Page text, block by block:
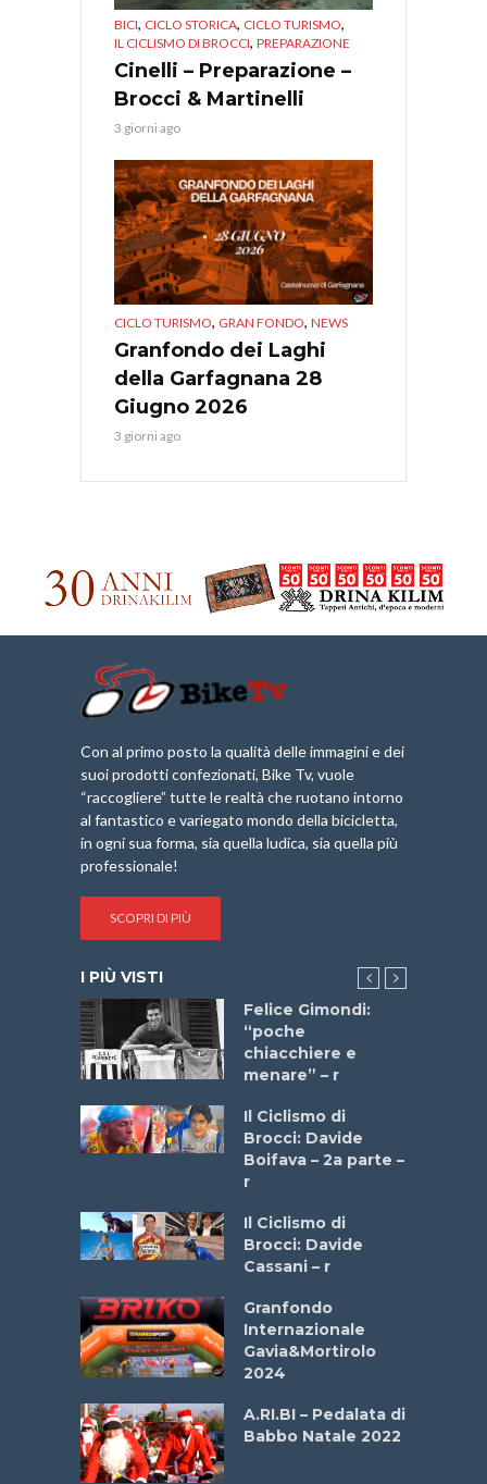
BICI, CICLO STORICA, CICLO TURISMO,
IL CICLISMO DI BROCCI, PREPARAZIONE
Cinelli – Preparazione –
Brocci & Martinelli
3 giorni ago
CICLO TURISMO, GRAN FONDO, NEWS
Granfondo dei Laghi
della Garfagnana 28
Giugno 2026
3 giorni ago
Con al primo posto la qualità delle immagini e dei
suoi prodotti confezionati, Bike Tv, vuole
“raccogliere” tutte le realtà che ruotano intorno
al fantastico e variegato mondo della bicicletta,
in ogni sua forma, sia quella ludica, sia quella più
professionale!
SCOPRI DI PIÙ
I PIÙ VISTI
Felice Gimondi:
“poche
chiacchiere e
menare” – r
Il Ciclismo di
Brocci: Davide
Boifava – 2a parte –
r
Il Ciclismo di
Brocci: Davide
Cassani – r
Granfondo
Internazionale
Gavia&Mortirolo
2024
A.RI.BI – Pedalata di
Babbo Natale 2022